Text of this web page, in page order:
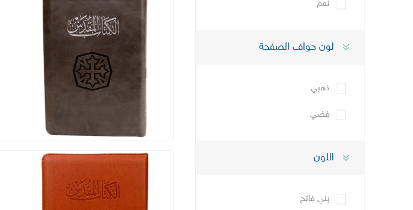
نعم
لون حواف الصفحة
ذهبي
فضي
اللون
بني فاتح